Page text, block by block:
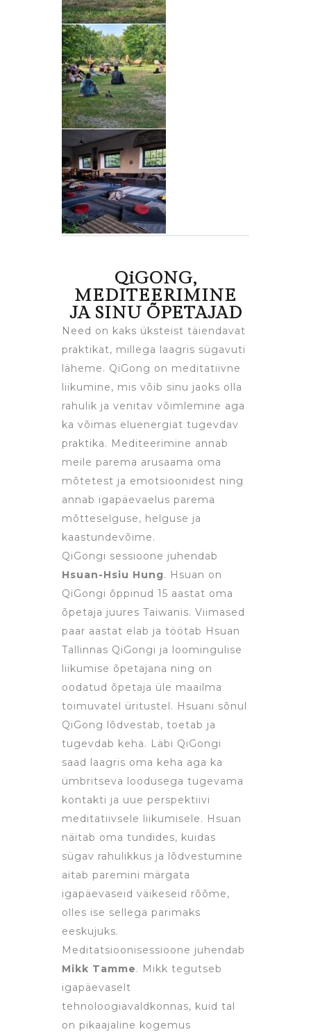
QiGONG,
MEDITEERIMINE
JA SINU ÕPETAJAD
Need on kaks üksteist täiendavat
praktikat, millega laagris sügavuti
läheme. QiGong on meditatiivne
liikumine, mis võib sinu jaoks olla
rahulik ja venitav võimlemine aga
ka võimas eluenergiat tugevdav
praktika. Mediteerimine annab
meile parema arusaama oma
mõtetest ja emotsioonidest ning
annab igapäevaelus parema
mõtteselguse, helguse ja
kaastundevõime.
QiGongi sessioone juhendab
Hsuan-Hsiu Hung. Hsuan on
QiGongi õppinud 15 aastat oma
õpetaja juures Taiwanis. Viimased
paar aastat elab ja töötab Hsuan
Tallinnas QiGongi ja loomingulise
liikumise õpetajana ning on
oodatud õpetaja üle maailma
toimuvatel üritustel. Hsuani sõnul
QiGong lõdvestab, toetab ja
tugevdab keha. Läbi QiGongi
saad laagris oma keha aga ka
ümbritseva loodusega tugevama
kontakti ja uue perspektiivi
meditatiivsele liikumisele. Hsuan
näitab oma tundides, kuidas
sügav rahulikkus ja lõdvestumine
aitab paremini märgata
igapäevaseid väikeseid rõõme,
olles ise sellega parimaks
eeskujuks.
Meditatsioonisessioone juhendab
Mikk Tamme. Mikk tegutseb
igapäevaselt
tehnoloogiavaldkonnas, kuid tal
on pikaajaline kogemus